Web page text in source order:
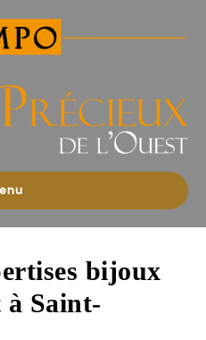
bijoux
à Saint-